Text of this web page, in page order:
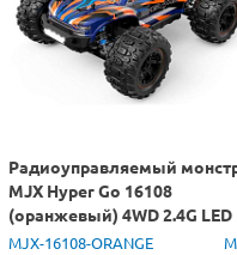
Радиоуправляемый
MJX Hyper Go 16108
(оранжевый) 4WD 2.4G LED
1/16 RTR
MJX-16108-ORANGE